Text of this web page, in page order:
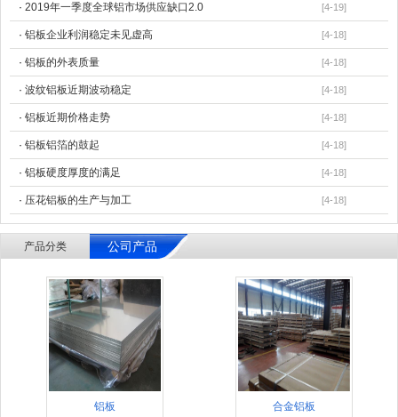
· 2019年一季度全球铝市场供应缺口2.0 [4-19]
· 铝板企业利润稳定未见虚高 [4-18]
· 铝板的外表质量 [4-18]
· 波纹铝板近期波动稳定 [4-18]
· 铝板近期价格走势 [4-18]
· 铝板铝箔的鼓起 [4-18]
· 铝板硬度厚度的满足 [4-18]
· 压花铝板的生产与加工 [4-18]
产品分类 公司产品
铝板 合金铝板